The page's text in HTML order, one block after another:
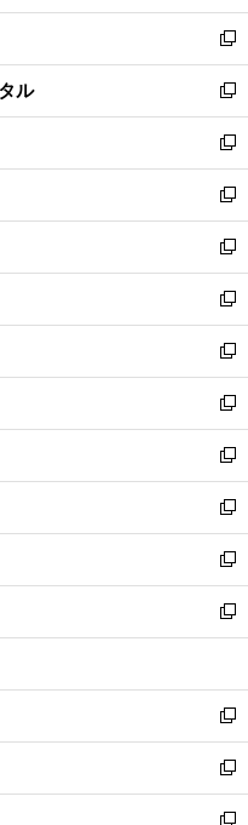
開
く
ウ
で
開
く
ン
ド
ウ
で
開
く
ウ
ィ
ン
ド
ウ
で
開
く
新
し
い
ウ
ィ
ン
ド
ウ
で
開
く
ル
新
し
い
ウ
ィ
ン
ド
ウ
で
開
く
新
し
い
ウ
ィ
ン
ド
ウ
で
開
く
新
し
い
ウ
ィ
ン
ド
ウ
で
開
く
新
し
い
ウ
ィ
ン
ド
ウ
で
開
く
新
し
い
ウ
ィ
ン
ド
ウ
で
開
く
新
し
い
ウ
ィ
ン
ド
ウ
で
開
く
新
し
い
ウ
ィ
ン
ド
ウ
で
開
新
し
い
ウ
ィ
ン
ド
ウ
開
く
新
し
い
ウ
ィ
ン
ウ
で
開
く
新
し
い
ウ
ン
ド
ウ
で
開
く
新
し
ウ
ィ
ン
ド
ウ
で
新
し
い
ウ
新
し